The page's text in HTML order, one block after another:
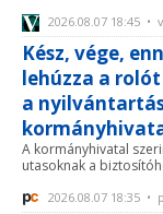
2026.08.07 18:45 •
Kész, vége,
lehúzza a
a
A kormányhivatal
utasoknak a
2026.08.07 18:35